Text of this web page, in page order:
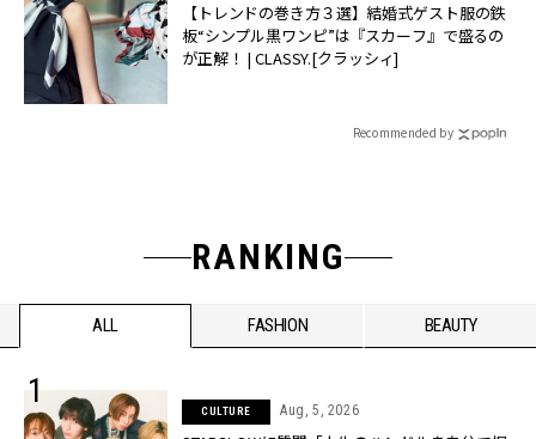
【トレンドの巻き方３選】結婚式ゲスト服の鉄
板“シンプル黒ワンピ”は『スカーフ』で盛るの
が正解！ | CLASSY.[クラッシィ]
Recommended by
RANKING
ALL FASHION BEAUTY
CULTURE Aug, 5, 2026